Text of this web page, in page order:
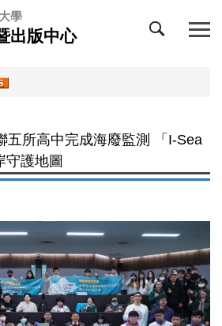
學
出版中心
五所高中完成海廢監測 「I-Sea
守護地圖